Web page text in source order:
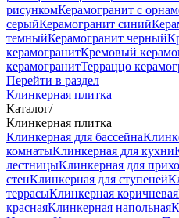
рисункомКерамогранит с
серыйКерамогранит синий
темныйКерамогранит черный
керамогранитКремовый
керамогранитТерраццо
Перейти в раздел
Клинкерная плитка
Каталог/
Клинкерная плитка
Клинкерная для бассейна
комнатыКлинкерная для кухни
лестницыКлинкерная для
стенКлинкерная для ступеней
террасыКлинкерная коричневая
краснаяКлинкерная напольная